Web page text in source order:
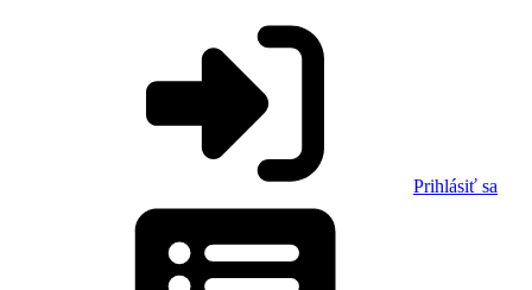
Prihlásiť sa